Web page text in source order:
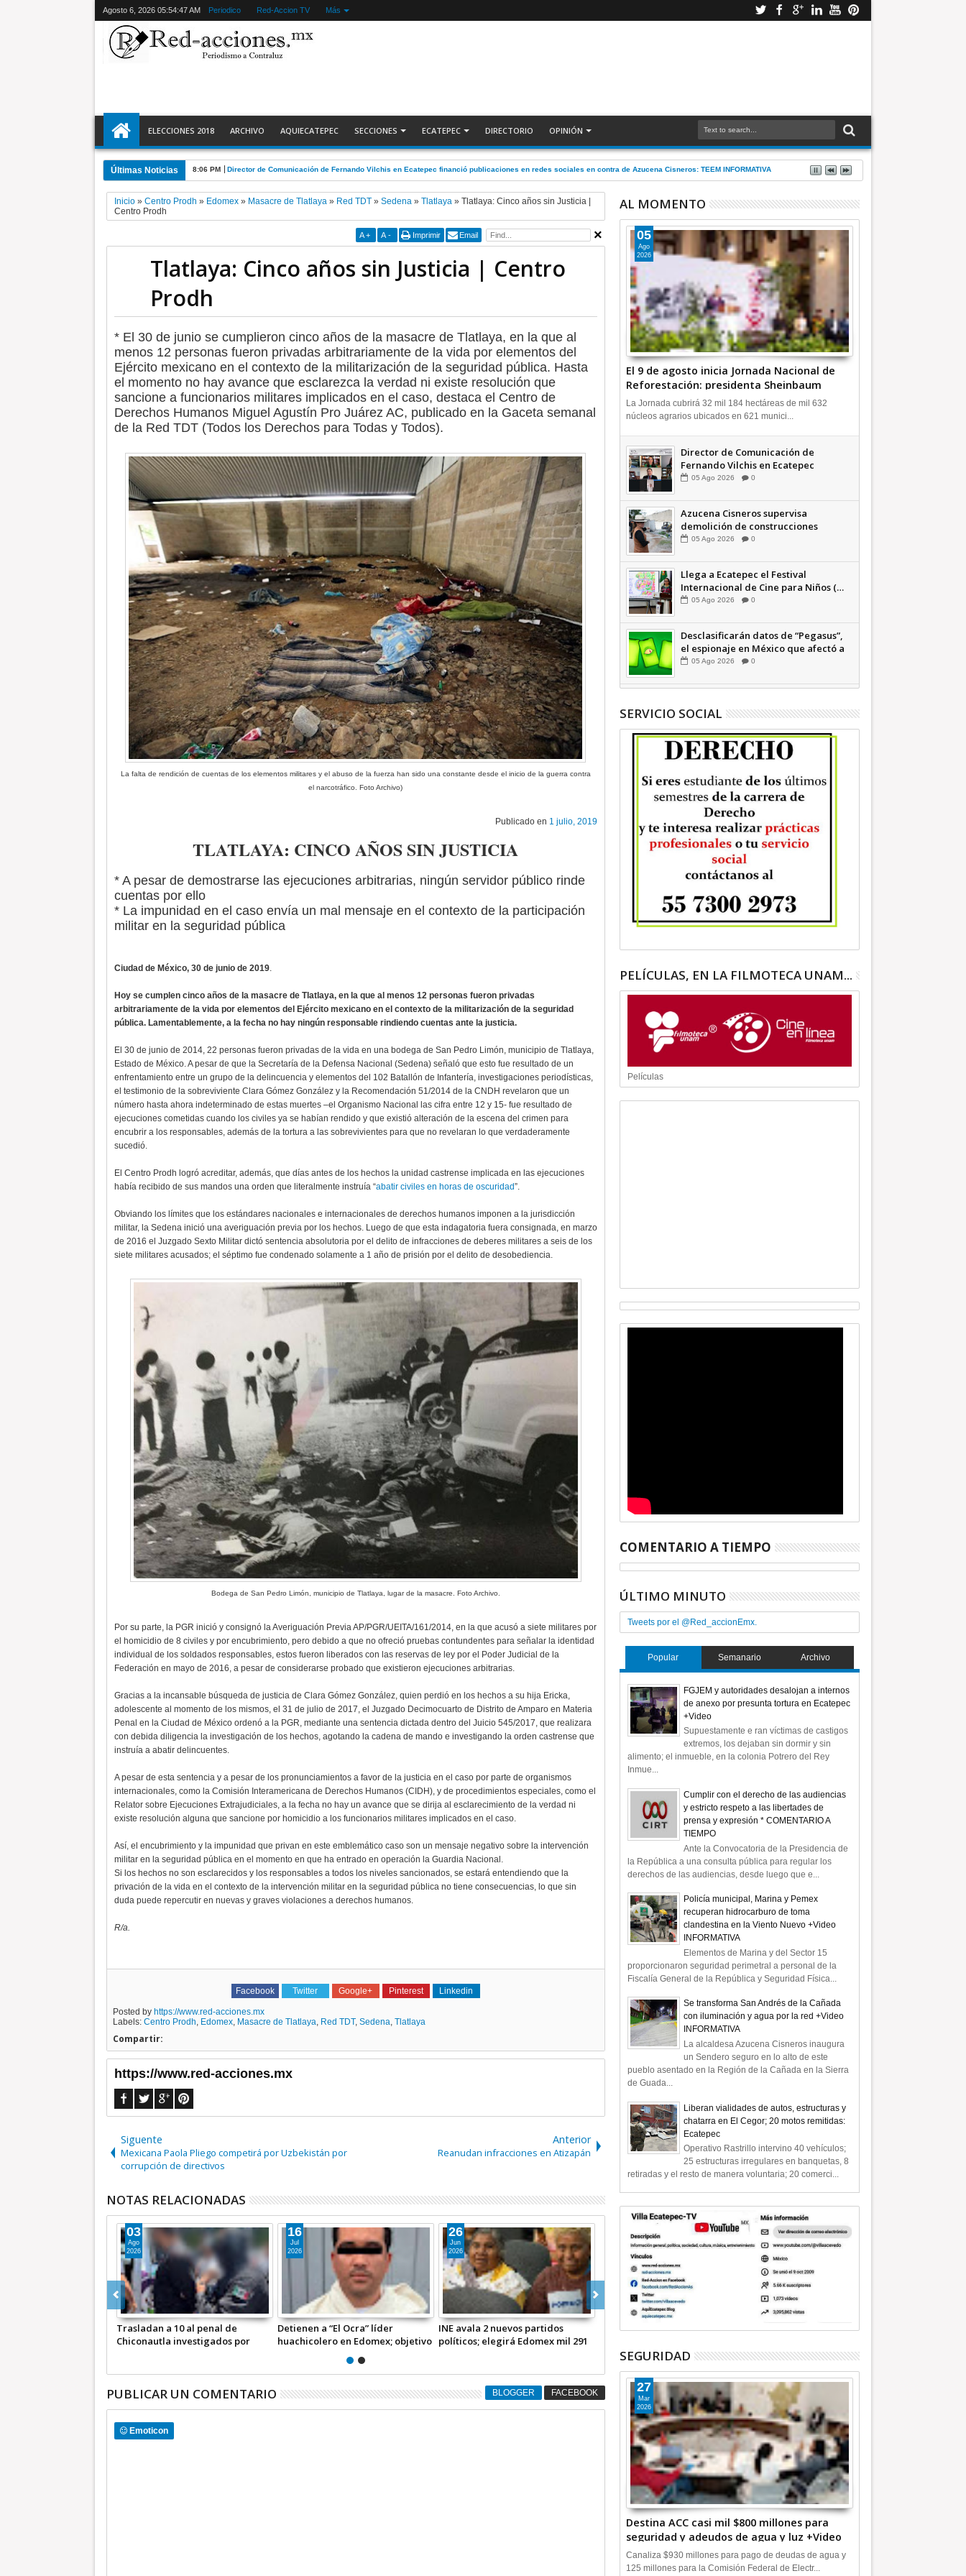
Agosto 6, 2026 05:54:48 AM Periodico Red-Accion TV Más
ELECCIONES 2018 ARCHIVO AQUIECATEPEC SECCIONES ECATEPEC DIRECTORIO OPINIÓN
Últimas Noticias 8:06 PM Director de Comunicación de Fernando Vilchis en Ecatepec financió publicaciones en redes sociales en contra de Azucena Cisneros: TEEM INFORMATIVA
Inicio» Centro Prodh » Edomex» Masacre de Tlatlaya» Red TDT» Sedena» Tlatlaya» Tlatlaya: Cinco años sin Justicia |
Centro Prodh
A + A - Imprimir Email
Tlatlaya: Cinco años sin Justicia | Centro
Prodh
* El 30 de junio se cumplieron cinco años de la masacre de Tlatlaya, en la que al
menos 12 personas fueron privadas arbitrariamente de la vida por elementos del
Ejército mexicano en el contexto de la militarización de la seguridad pública. Hasta
el momento no hay avance que esclarezca la verdad ni existe resolución que
sancione a funcionarios militares implicados en el caso, destaca el Centro de
Derechos Humanos Miguel Agustín Pro Juárez AC, publicado en la Gaceta semanal
de la Red TDT (Todos los Derechos para Todas y Todos).
La falta de rendición de cuentas de los elementos militares y el abuso de la fuerza han sido una constante desde el inicio de la guerra contra
el narcotráfico. Foto Archivo)
Publicado en 1 julio, 2019
TLATLAYA: CINCO AÑOS SIN JUSTICIA
* A pesar de demostrarse las ejecuciones arbitrarias, ningún servidor público rinde
cuentas por ello
* La impunidad en el caso envía un mal mensaje en el contexto de la participación
militar en la seguridad pública
Ciudad de México, 30 de junio de 2019.
Hoy se cumplen cinco años de la masacre de Tlatlaya, en la que al menos 12 personas fueron privadas
arbitrariamente de la vida por elementos del Ejército mexicano en el contexto de la militarización de la seguridad
pública. Lamentablemente, a la fecha no hay ningún responsable rindiendo cuentas ante la justicia.
El 30 de junio de 2014, 22 personas fueron privadas de la vida en una bodega de San Pedro Limón, municipio de Tlatlaya,
Estado de México. A pesar de que la Secretaría de la Defensa Nacional (Sedena) señaló que esto fue resultado de un
enfrentamiento entre un grupo de la delincuencia y elementos del 102 Batallón de Infantería, investigaciones periodísticas,
el testimonio de la sobreviviente Clara Gómez González y la Recomendación 51/2014 de la CNDH revelaron que un
número hasta ahora indeterminado de estas muertes –el Organismo Nacional las cifra entre 12 y 15- fue resultado de
ejecuciones cometidas cuando los civiles ya se habían rendido y que existió alteración de la escena del crimen para
encubrir a los responsables, además de la tortura a las sobrevivientes para que no revelaran lo que verdaderamente
sucedió.
El Centro Prodh logró acreditar, además, que días antes de los hechos la unidad castrense implicada en las ejecuciones
había recibido de sus mandos una orden que literalmente instruía “abatir civiles en horas de oscuridad”.
Obviando los límites que los estándares nacionales e internacionales de derechos humanos imponen a la jurisdicción
militar, la Sedena inició una averiguación previa por los hechos. Luego de que esta indagatoria fuera consignada, en marzo
de 2016 el Juzgado Sexto Militar dictó sentencia absolutoria por el delito de infracciones de deberes militares a seis de los
siete militares acusados; el séptimo fue condenado solamente a 1 año de prisión por el delito de desobediencia.
Bodega de San Pedro Limón, municipio de Tlatlaya, lugar de la masacre. Foto Archivo.
Por su parte, la PGR inició y consignó la Averiguación Previa AP/PGR/UEITA/161/2014, en la que acusó a siete militares por
el homicidio de 8 civiles y por encubrimiento, pero debido a que no ofreció pruebas contundentes para señalar la identidad
individual de los soldados responsables, estos fueron liberados con las reservas de ley por el Poder Judicial de la
Federación en mayo de 2016, a pesar de considerarse probado que existieron ejecuciones arbitrarias.
Gracias a la incansable búsqueda de justicia de Clara Gómez González, quien perdió en los hechos a su hija Ericka,
adolescente al momento de los mismos, el 31 de julio de 2017, el Juzgado Decimocuarto de Distrito de Amparo en Materia
Penal en la Ciudad de México ordenó a la PGR, mediante una sentencia dictada dentro del Juicio 545/2017, que realizara
con debida diligencia la investigación de los hechos, agotando la cadena de mando e investigando la orden castrense que
instruía a abatir delincuentes.
A pesar de esta sentencia y a pesar de los pronunciamientos a favor de la justicia en el caso por parte de organismos
internacionales, como la Comisión Interamericana de Derechos Humanos (CIDH), y de procedimientos especiales, como el
Relator sobre Ejecuciones Extrajudiciales, a la fecha no hay un avance que se dirija al esclarecimiento de la verdad ni
existe resolución alguna que sancione por homicidio a los funcionarios militares implicados en el caso.
Así, el encubrimiento y la impunidad que privan en este emblemático caso son un mensaje negativo sobre la intervención
militar en la seguridad pública en el momento en que ha entrado en operación la Guardia Nacional.
Si los hechos no son esclarecidos y los responsables a todos los niveles sancionados, se estará entendiendo que la
privación de la vida en el contexto de la intervención militar en la seguridad pública no tiene consecuencias, lo que sin
duda puede repercutir en nuevas y graves violaciones a derechos humanos.
R/a.
Facebook Twitter Google+ Pinterest Linkedin
Posted by https://www.red-acciones.mx
Labels: Centro Prodh, Edomex, Masacre de Tlatlaya, Red TDT, Sedena, Tlatlaya
Compartir:
https://www.red-acciones.mx
Siguente
Mexicana Paola Pliego competirá por Uzbekistán por
corrupción de directivos
Anterior
Reanudan infracciones en Atizapán
NOTAS RELACIONADAS
Trasladan a 10 al penal de
Chiconautla investigados por
03
Ago
2026
Detienen a “El Ocra” líder
huachicolero en Edomex; objetivo
prioritario +Video
16
Jul
2026
INE avala 2 nuevos partidos
políticos; elegirá Edomex mil 291
26
Jun
2026
Jamás un “coahuilazo” en Edomex;
y trabajo de territorio: Luzma
Suspende clases Edomex este
Mundial de Futbol 2086
09
Jun
PUBLICAR UN COMENTARIO BLOGGER FACEBOOK
Emoticon
AL MOMENTO
El 9 de agosto inicia Jornada Nacional de
Reforestación: presidenta Sheinbaum
+Video INFORMATIVA
05
Ago
2026
La Jornada cubrirá 32 mil 184 hectáreas de mil 632
núcleos agrarios ubicados en 621 munici...
Director de Comunicación de
Fernando Vilchis en Ecatepec
financió publicaciones en redes
Cisneros: TEEM INFORMATIVA
05 Ago 2026 0
Azucena Cisneros supervisa
demolición de construcciones
ilegales en zona federal
05 Ago 2026 0
Llega a Ecatepec el Festival
Internacional de Cine para Niños (…
y no tan Niños) +Video INFORMATIVA
05 Ago 2026 0
Desclasificarán datos de “Pegasus”,
el espionaje en México que afectó a
cientos de periodistas *
05 Ago 2026 0
SERVICIO SOCIAL
PELÍCULAS, EN LA FILMOTECA UNAM...
Películas
COMENTARIO A TIEMPO
ÚLTIMO MINUTO
Tweets por el @Red_accionEmx.
Popular Semanario Archivo
FGJEM y autoridades desalojan a internos
de anexo por presunta tortura en Ecatepec
+Video
Supuestamente e ran víctimas de castigos
extremos, los dejaban sin dormir y sin
alimento; el inmueble, en la colonia Potrero del Rey
Inmue...
Cumplir con el derecho de las audiencias
y estricto respeto a las libertades de
prensa y expresión * COMENTARIO A
TIEMPO
Ante la Convocatoria de la Presidencia de
la República a una consulta pública para regular los
derechos de las audiencias, desde luego que e...
Policía municipal, Marina y Pemex
recuperan hidrocarburo de toma
clandestina en la Viento Nuevo +Video
INFORMATIVA
Elementos de Marina y del Sector 15
proporcionaron seguridad perimetral a personal de la
Fiscalía General de la República y Seguridad Física...
Se transforma San Andrés de la Cañada
con iluminación y agua por la red +Video
INFORMATIVA
La alcaldesa Azucena Cisneros inaugura
un Sendero seguro en lo alto de este
pueblo asentado en la Región de la Cañada en la Sierra
de Guada...
Liberan vialidades de autos, estructuras y
chatarra en El Cegor; 20 motos remitidas:
Ecatepec
Operativo Rastrillo intervino 40 vehículos;
25 estructuras irregulares en banquetas, 8
retiradas y el resto de manera voluntaria; 20 comerci...
SEGURIDAD
Destina ACC casi mil $800 millones para
seguridad y adeudos de agua y luz +Video
27
Mar
2026
Canaliza $930 millones para pago de deudas de agua y
125 millones para la Comisión Federal de Electr...